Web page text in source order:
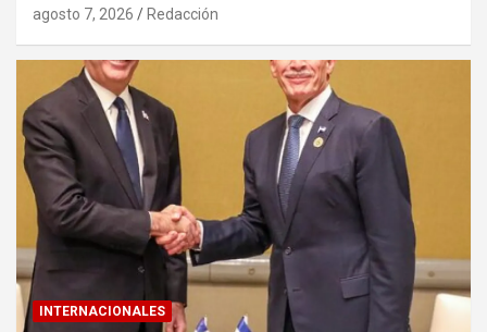
agosto 7, 2026 Redacción
INTERNACIONALES